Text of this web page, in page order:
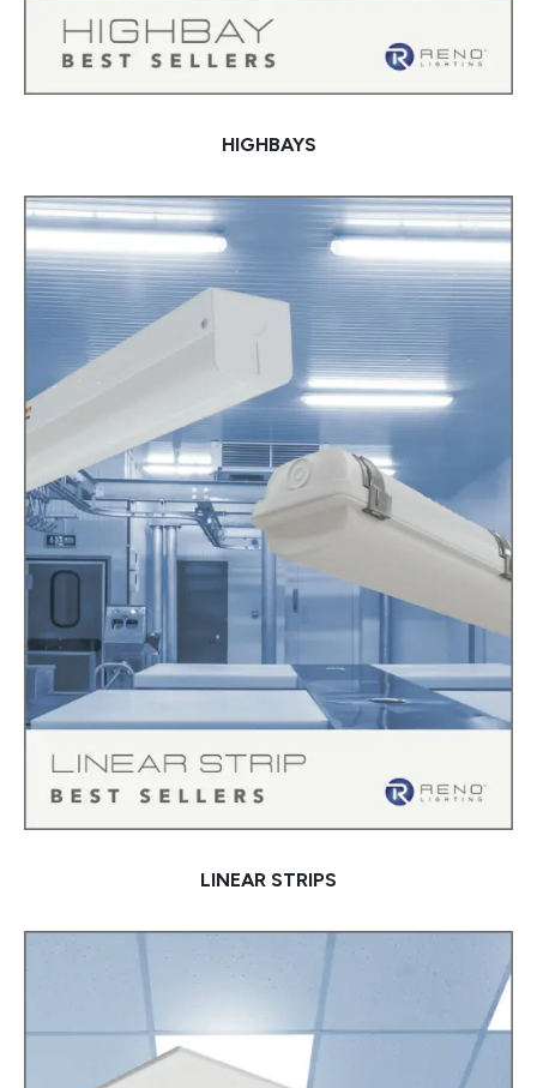
HIGHBAYS
LINEAR STRIPS